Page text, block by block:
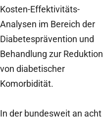
Kosten-Effektivitäts-
Analysen im Bereich der
Diabetesprävention und
Behandlung zur Reduktion
von diabetischer
Komorbidität.
In der bundesweit an acht